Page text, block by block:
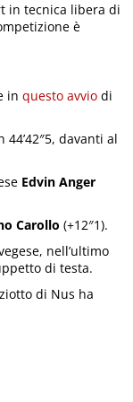
in tecnica libera di
è
inquesto avvio di
davanti al
Edvin Anger
Carollo (+12″1).
nell’ultimo
di testa.
di Nus ha